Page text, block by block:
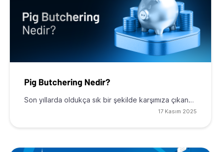
Pig Butchering Nedir?
Son yıllarda oldukça sık bir şekilde karşımıza çıkan…
17 Kasım 2025